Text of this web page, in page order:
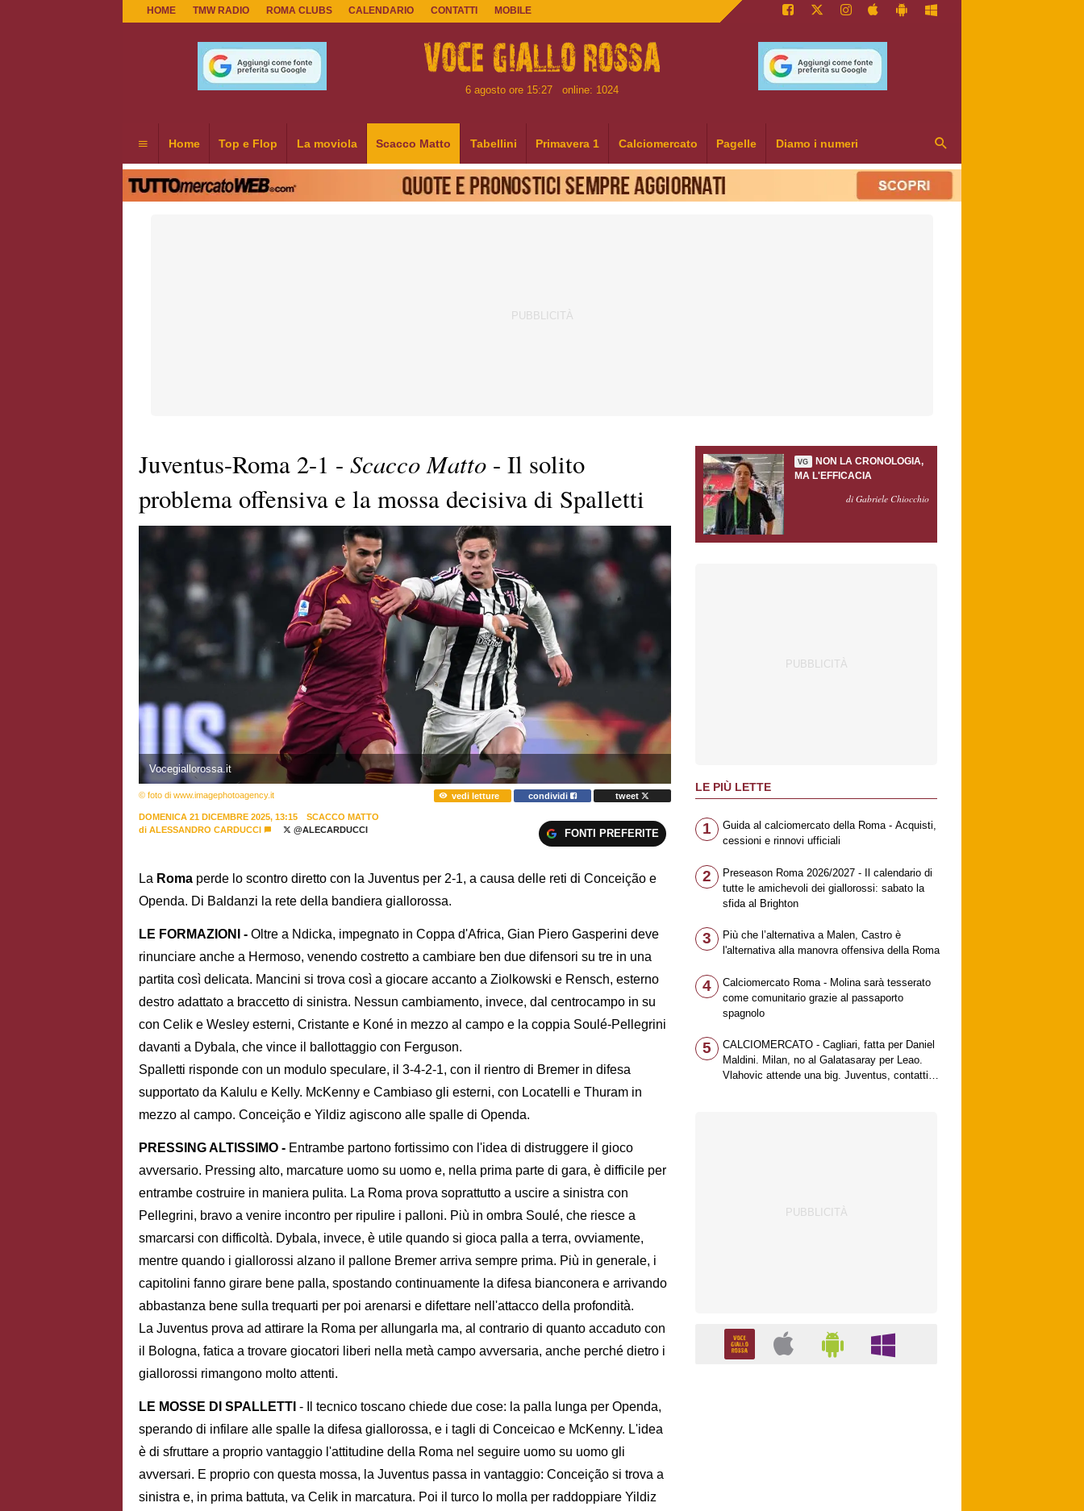
HOME TMW RADIO ROMA CLUBS CALENDARIO CONTATTI MOBILE
6 agosto ore 15:27 online: 1024
Home Top e Flop La moviola Scacco Matto Tabellini Primavera 1 Calciomercato Pagelle Diamo i numeri
Juventus-Roma 2-1 - Scacco Matto - Il solito
problema offensiva e la mossa decisiva di Spalletti
Vocegiallorossa.it
© foto di www.imagephotoagency.it vedi letture condividi tweet
DOMENICA 21 DICEMBRE 2025, 13:15
SCACCO MATTO
di ALESSANDRO CARDUCCI @ALECARDUCCI FONTI PREFERITE
La Roma perde lo scontro diretto con la Juventus per 2-1, a causa delle reti di Conceição e
Openda. Di Baldanzi la rete della bandiera giallorossa.
LE FORMAZIONI - Oltre a Ndicka, impegnato in Coppa d'Africa, Gian Piero Gasperini deve
rinunciare anche a Hermoso, venendo costretto a cambiare ben due difensori su tre in una
partita così delicata. Mancini si trova così a giocare accanto a Ziolkowski e Rensch, esterno
destro adattato a braccetto di sinistra. Nessun cambiamento, invece, dal centrocampo in su
con Celik e Wesley esterni, Cristante e Koné in mezzo al campo e la coppia Soulé-Pellegrini
davanti a Dybala, che vince il ballottaggio con Ferguson.
Spalletti risponde con un modulo speculare, il 3-4-2-1, con il rientro di Bremer in difesa
supportato da Kalulu e Kelly. McKenny e Cambiaso gli esterni, con Locatelli e Thuram in
mezzo al campo. Conceição e Yildiz agiscono alle spalle di Openda.
PRESSING ALTISSIMO - Entrambe partono fortissimo con l'idea di distruggere il gioco
avversario. Pressing alto, marcature uomo su uomo e, nella prima parte di gara, è difficile per
entrambe costruire in maniera pulita. La Roma prova soprattutto a uscire a sinistra con
Pellegrini, bravo a venire incontro per ripulire i palloni. Più in ombra Soulé, che riesce a
smarcarsi con difficoltà. Dybala, invece, è utile quando si gioca palla a terra, ovviamente,
mentre quando i giallorossi alzano il pallone Bremer arriva sempre prima. Più in generale, i
capitolini fanno girare bene palla, spostando continuamente la difesa bianconera e arrivando
abbastanza bene sulla trequarti per poi arenarsi e difettare nell'attacco della profondità.
La Juventus prova ad attirare la Roma per allungarla ma, al contrario di quanto accaduto con
il Bologna, fatica a trovare giocatori liberi nella metà campo avversaria, anche perché dietro i
giallorossi rimangono molto attenti.
LE MOSSE DI SPALLETTI - Il tecnico toscano chiede due cose: la palla lunga per Openda,
sperando di infilare alle spalle la difesa giallorossa, e i tagli di Conceicao e McKenny. L'idea
è di sfruttare a proprio vantaggio l'attitudine della Roma nel seguire uomo su uomo gli
avversari. E proprio con questa mossa, la Juventus passa in vantaggio: Conceição si trova a
sinistra e, in prima battuta, va Celik in marcatura. Poi il turco lo molla per raddoppiare Yildiz
VG
NON LA CRONOLOGIA,
MA L'EFFICACIA
di Gabriele Chiocchio
LE PIÙ LETTE
1
Guida al calciomercato della Roma - Acquisti,
cessioni e rinnovi ufficiali
2
Preseason Roma 2026/2027 - Il calendario di
tutte le amichevoli dei giallorossi: sabato la
sfida al Brighton
3
Più che l’alternativa a Malen, Castro è
l'alternativa alla manovra offensiva della Roma
4
Calciomercato Roma - Molina sarà tesserato
come comunitario grazie al passaporto
spagnolo
5
CALCIOMERCATO - Cagliari, fatta per Daniel
Maldini. Milan, no al Galatasaray per Leao.
Vlahovic attende una big. Juventus, contatti